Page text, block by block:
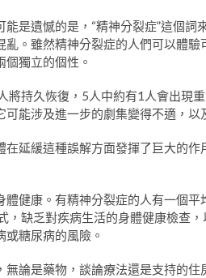
是遺憾的是，“精神分裂症”這個詞
。雖然精神分裂症的人們可以體
獨立的個性。
將持久恢復，5人中約有1人會出現
能涉及進一步的劇集變得不適，以
延緩這種誤解方面發揮了巨大的
健康。有精神分裂症的人有一個
，缺乏對疾病生活的身體健康檢查
糖尿病的風險。
論是藥物，談論療法還是支持的